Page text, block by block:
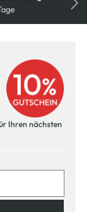
Ihren nächsten